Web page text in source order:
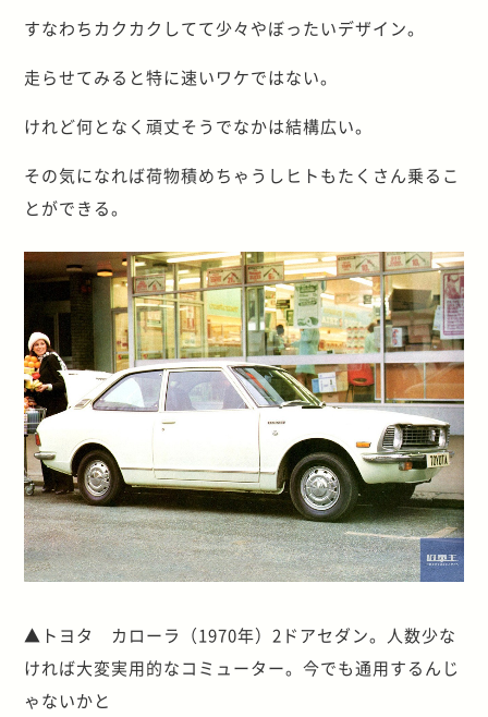
すなわちカクカクしてて少々やぼったいデザイン。
走らせてみると特に速いワケではない。
けれど何となく頑丈そうでなかは結構広い。
その気になれば荷物積めちゃうしヒトもたくさん乗るこ
とができる。
▲トヨタ カローラ（1970年）2ドアセダン。人数少な
ければ大変実用的なコミューター。今でも通用するんじ
ゃないかと